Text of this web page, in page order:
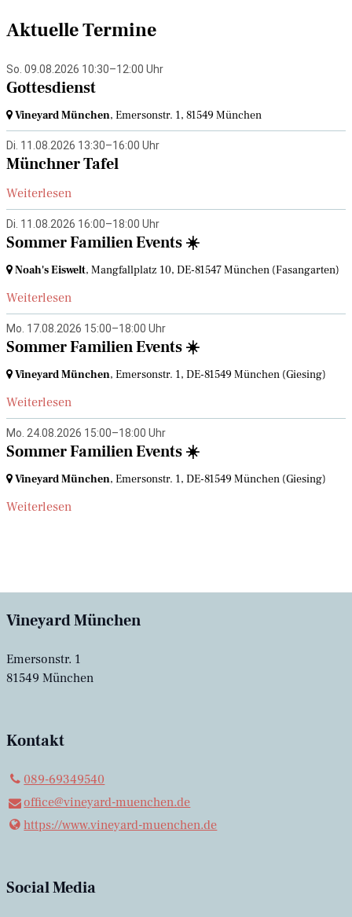
Aktuelle Termine
So. 09.08.2026 10:30–12:00 Uhr
Gottesdienst
Vineyard München, Emersonstr. 1, 81549 München
Di. 11.08.2026 13:30–16:00 Uhr
Münchner Tafel
Weiterlesen
Di. 11.08.2026 16:00–18:00 Uhr
Sommer Familien Events ☀️
Noah's Eiswelt, Mangfallplatz 10, DE-81547 München (Fasangarten)
Weiterlesen
Mo. 17.08.2026 15:00–18:00 Uhr
Sommer Familien Events ☀️
Vineyard München, Emersonstr. 1, DE-81549 München (Giesing)
Weiterlesen
Mo. 24.08.2026 15:00–18:00 Uhr
Sommer Familien Events ☀️
Vineyard München, Emersonstr. 1, DE-81549 München (Giesing)
Weiterlesen
Vineyard München
Emersonstr. 1
81549 München
Kontakt
089-69349540
office@​vineyard-muenchen.​de
https://www.​vineyard-muenchen.​de
Social Media